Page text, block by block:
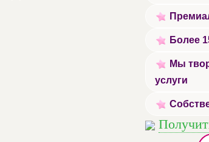
Более
Мы
услуги